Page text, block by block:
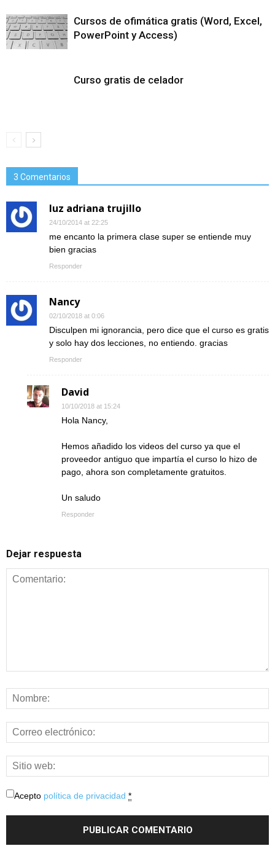
Cursos de ofimática gratis (Word, Excel,
PowerPoint y Access)
Curso gratis de celador
3 Comentarios
luz adriana trujillo
24/10/2014 at 22:25
me encanto la primera clase super se entiende muy
bien gracias
Responder
Nancy
02/10/2018 at 0:06
Disculpen mi ignorancia, pero dice que el curso es gratis
y solo hay dos lecciones, no entiendo. gracias
Responder
David
10/10/2018 at 15:24
Hola Nancy,
Hemos añadido los videos del curso ya que el
proveedor antiguo que impartía el curso lo hizo de
pago, ahora son completamente gratuitos.
Un saludo
Responder
Dejar respuesta
Acepto política de privacidad *